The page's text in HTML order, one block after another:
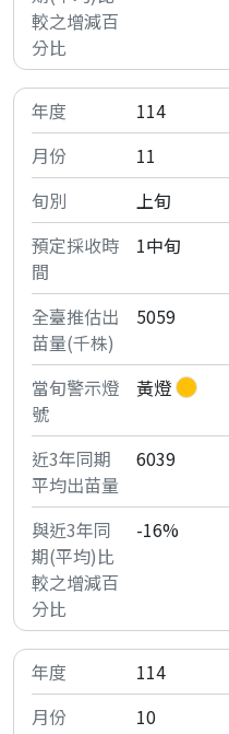
114
11
上旬
1中旬
5059
黃燈
6039
-16%
114
10